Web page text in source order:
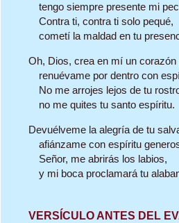
tengo siempre presente mi
Contra ti, contra ti solo pequé,
cometí la maldad en tu
Oh, Dios, crea en mí un corazón
renuévame por dentro con
No me arrojes lejos de tu
no me quites tu santo espíritu.
Devuélveme la alegría de tu
afiánzame con espíritu
Señor, me abrirás los labios,
y mi boca proclamará tu
VERSÍCULO ANTES DEL